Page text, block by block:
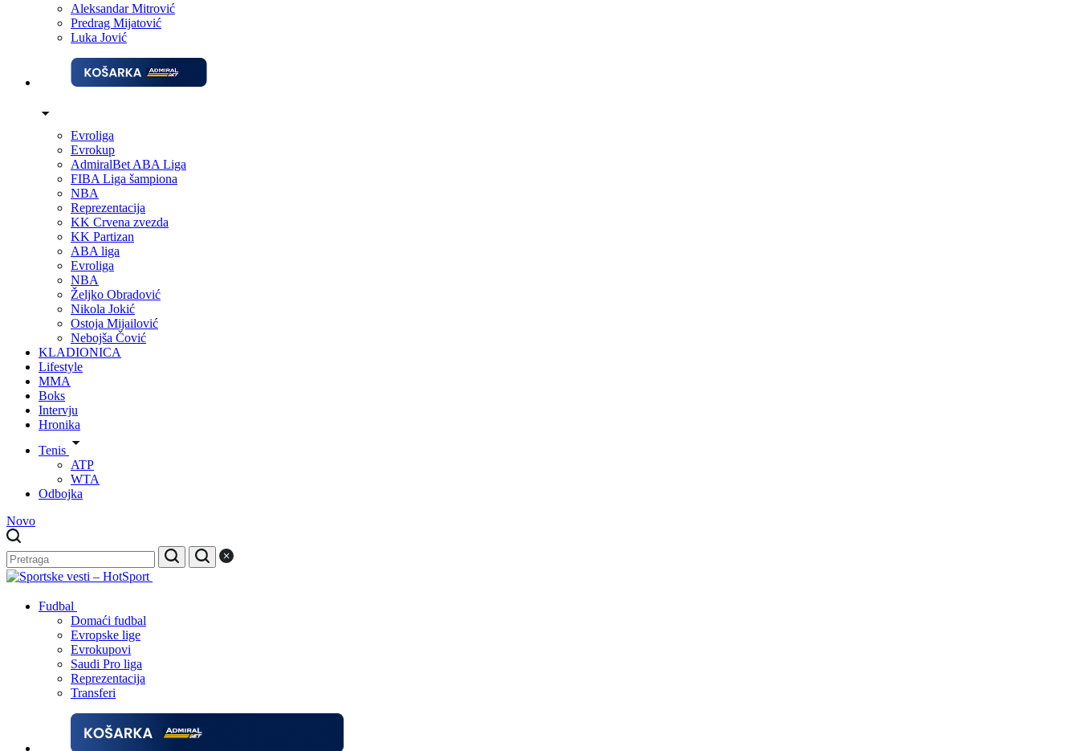
Aleksandar Mitrović
Predrag Mijatović
Luka Jović
Evroliga
Evrokup
AdmiralBet ABA Liga
FIBA Liga šampiona
NBA
Reprezentacija
KK Crvena zvezda
KK Partizan
ABA liga
Evroliga
NBA
Željko Obradović
Nikola Jokić
Ostoja Mijailović
Nebojša Čović
KLADIONICA
Lifestyle
MMA
Boks
Intervju
Hronika
Tenis
ATP
WTA
Odbojka
Novo
Fudbal
Domaći fudbal
Evropske lige
Evrokupovi
Saudi Pro liga
Reprezentacija
Transferi